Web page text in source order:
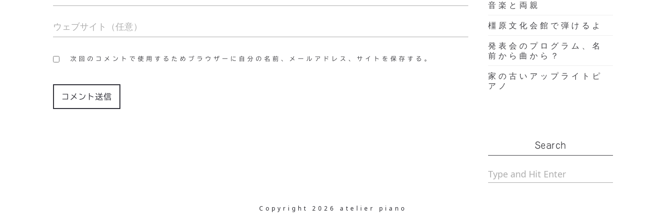
次回のコメントで使用するためブラウザーに自分の名前、メールアドレス、サイトを保存する。
音楽と両親
橿原文化会館で弾けるよ
発表会のプログラム、名
前から曲から？
家の古いアップライトピ
アノ
Search
Copyright 2026 atelier piano